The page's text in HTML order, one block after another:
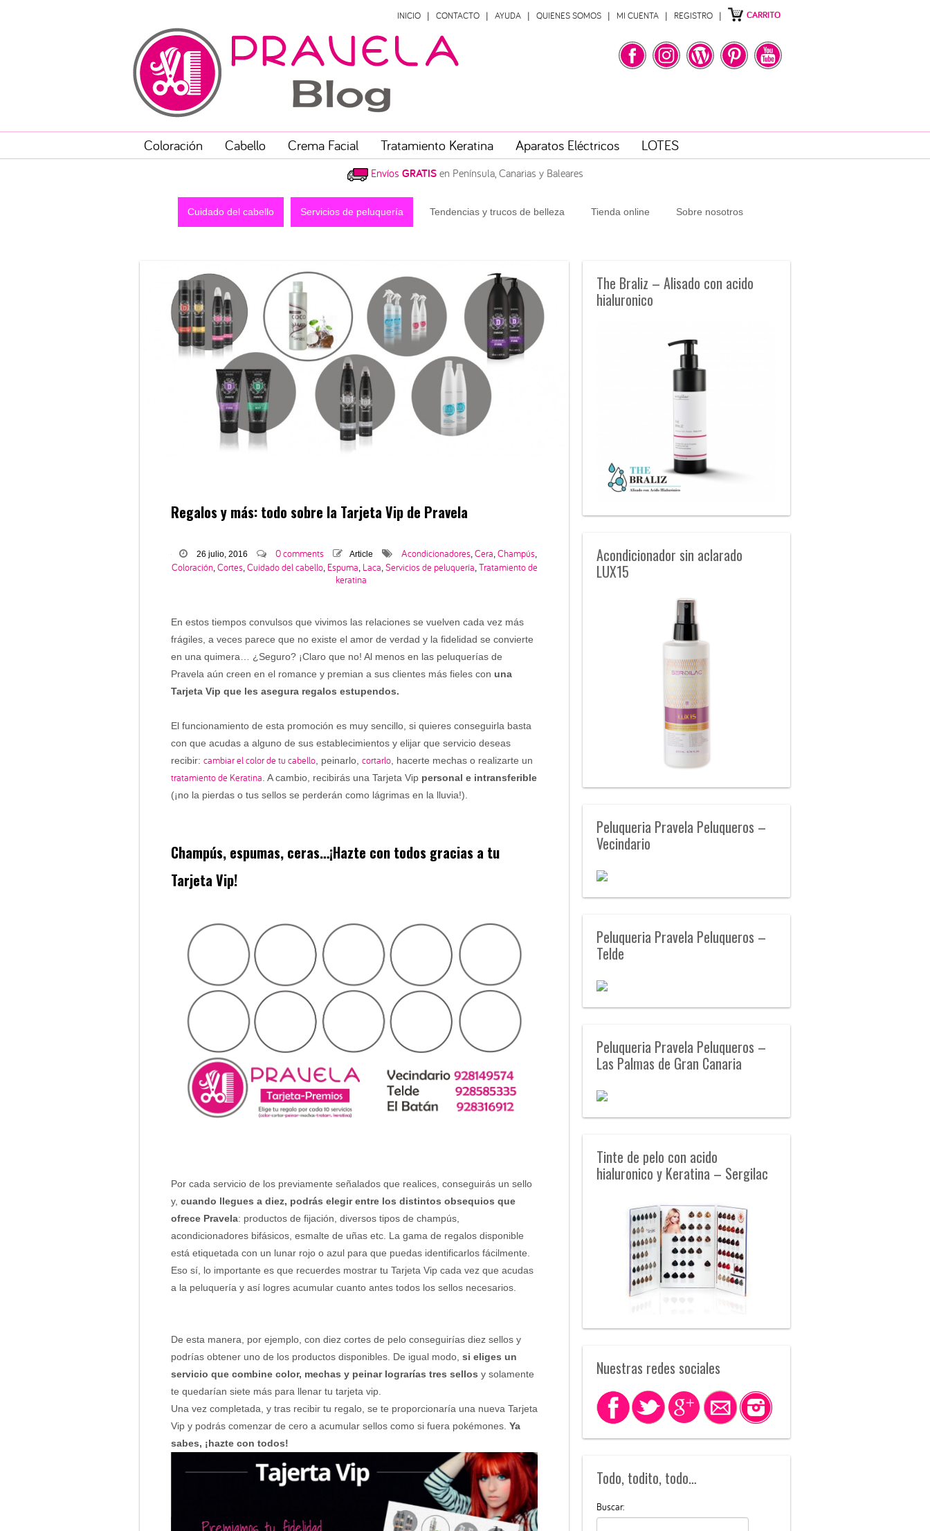
INICIO CONTACTO AYUDA QUIENES SOMOS MI CUENTA REGISTRO CARRITO
Coloración Cabello Crema Facial Tratamiento Keratina Aparatos Eléctricos LOTES
Envíos GRATISen Península, Canarias y Baleares
Cuidado del cabello Servicios de peluquería Tendencias y trucos de belleza Tienda online Sobre nosotros
Regalos y más: todo sobre la Tarjeta Vip de Pravela
26 julio, 2016 0 comments Article Acondicionadores, Cera, Champús,
Coloración, Cortes, Cuidado del cabello, Espuma, Laca, Servicios de peluquería, Tratamiento de
keratina
En estos tiempos convulsos que vivimos las relaciones se vuelven cada vez más
frágiles, a veces parece que no existe el amor de verdad y la fidelidad se convierte
en una quimera… ¿Seguro? ¡Claro que no! Al menos en las peluquerías de
Pravela aún creen en el romance y premian a sus clientes más fieles con una
Tarjeta Vip que les asegura regalos estupendos.
El funcionamiento de esta promoción es muy sencillo, si quieres conseguirla basta
con que acudas a alguno de sus establecimientos y elijar que servicio deseas
recibir: cambiar el color de tu cabello , peinarlo, cortarlo , hacerte mechas o realizarte un
tratamiento de Keratina . A cambio, recibirás una Tarjeta Vip personal e intransferible
(¡no la pierdas o tus sellos se perderán como lágrimas en la lluvia!).
Champús, espumas, ceras…¡Hazte con todos gracias a tu
Tarjeta Vip!
Por cada servicio de los previamente señalados que realices, conseguirás un sello
y, cuando llegues a diez, podrás elegir entre los distintos obsequios que
ofrece Pravela: productos de fijación, diversos tipos de champús,
acondicionadores bifásicos, esmalte de uñas etc. La gama de regalos disponible
está etiquetada con un lunar rojo o azul para que puedas identificarlos fácilmente.
Eso sí, lo importante es que recuerdes mostrar tu Tarjeta Vip cada vez que acudas
a la peluquería y así logres acumular cuanto antes todos los sellos necesarios.
De esta manera, por ejemplo, con diez cortes de pelo conseguirías diez sellos y
podrías obtener uno de los productos disponibles. De igual modo, si eliges un
servicio que combine color, mechas y peinar lograrías tres sellos y solamente
te quedarían siete más para llenar tu tarjeta vip.
Una vez completada, y tras recibir tu regalo, se te proporcionaría una nueva Tarjeta
Vip y podrás comenzar de cero a acumular sellos como si fuera pokémones. Ya
sabes, ¡hazte con todos!
The Braliz – Alisado con acido
hialuronico
Acondicionador sin aclarado
LUX15
Peluqueria Pravela Peluqueros –
Vecindario
Peluqueria Pravela Peluqueros –
Telde
Peluqueria Pravela Peluqueros –
Las Palmas de Gran Canaria
Tinte de pelo con acido
hialuronico y Keratina – Sergilac
Nuestras redes sociales
Todo, todito, todo…
Buscar: